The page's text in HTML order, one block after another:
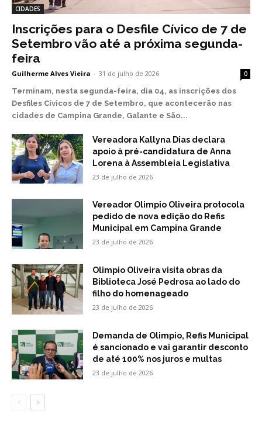
CIDADES
Inscrições para o Desfile Cívico de 7 de
Setembro vão até a próxima segunda-
feira
Guilherme Alves Vieira - 31 de julho de 2026 0
Terminam, nesta segunda-feira, dia 04, as inscrições dos
Desfiles Cívicos de 7 de Setembro, que acontecerão nas
cidades de Campina Grande, Galante e São...
Vereadora Kallyna Dias declara
apoio à pré-candidatura de Anna
Lorena à Assembleia Legislativa
23 de julho de 2026
Vereador Olimpio Oliveira protocola
pedido de nova edição do Refis
Municipal em Campina Grande
23 de julho de 2026
Olimpio Oliveira visita obras da
Biblioteca José Pedrosa ao lado do
filho do homenageado
23 de julho de 2026
Demanda de Olimpio, Refis Municipal
é sancionado e vai garantir desconto
de até 100% nos juros e multas
23 de julho de 2026